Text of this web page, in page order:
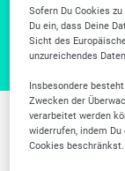
Sofern Du Cookies
Du ein, dass Deine
Sicht des
unzureichendes
Insbesondere
Zwecken der
verarbeitet werden
widerrufen, indem
Cookies beschränkst.